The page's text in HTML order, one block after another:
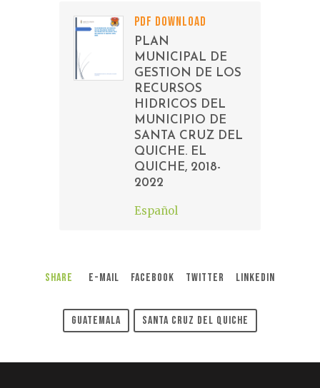
PDF DOWNLOAD
PLAN
MUNICIPAL DE
GESTION DE LOS
RECURSOS
HIDRICOS DEL
MUNICIPIO DE
SANTA CRUZ DEL
QUICHE. EL
QUICHE, 2018-
2022
Español
Share E-Mail Facebook Twitter LinkedIn
Guatemala Santa Cruz Del Quiche